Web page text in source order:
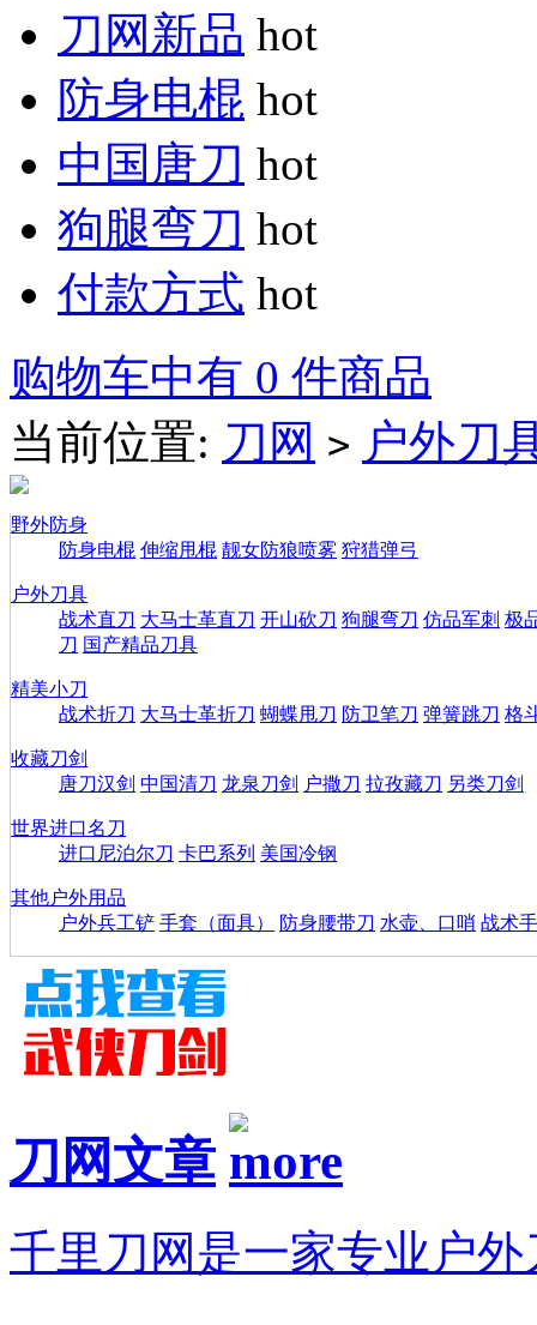
刀网新品 hot
防身电棍 hot
中国唐刀 hot
狗腿弯刀 hot
付款方式 hot
购物车中有 0 件商品
当前位置: 刀网 > 户外刀
野外防身
防身电棍 伸缩甩棍 靓女防狼喷雾 狩猎弹弓
户外刀具
战术直刀 大马士革直刀 开山砍刀 狗腿弯刀 仿品军刺 极
刀 国产精品刀具
精美小刀
战术折刀 大马士革折刀 蝴蝶甩刀 防卫笔刀 弹簧跳刀 格
收藏刀剑
唐刀汉剑 中国清刀 龙泉刀剑 户撒刀 拉孜藏刀 另类刀剑
世界进口名刀
进口尼泊尔刀 卡巴系列 美国冷钢
其他户外用品
户外兵工铲 手套（面具） 防身腰带刀 水壶、口哨 战术
刀网文章
千里刀网是一家专业户